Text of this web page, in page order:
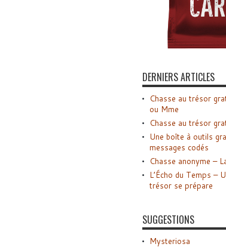
DERNIERS ARTICLES
Chasse au trésor
ou Mme
Chasse au trésor
Une boîte à outils
messages codés
Chasse anonyme –
L’Écho du Temps –
trésor se prépare
SUGGESTIONS
Mysteriosa